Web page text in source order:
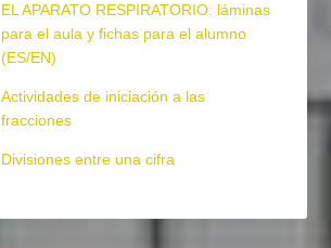
EL APARATO RESPIRATORIO: láminas
para el aula y fichas para el alumno
(ES/EN)
Actividades de iniciación a las
fracciones
Divisiones entre una cifra